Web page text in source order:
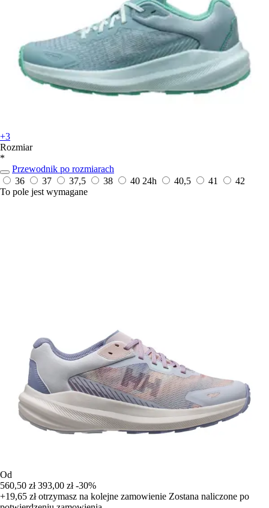
+3
Rozmiar
*
Przewodnik po rozmiarach
36
37 37,5 38 40 24h 40,5 41
42
To pole jest wymagane
Od
560,50 zł 393,00 zł -30%
+19,65 złotrzymasz na kolejne zamowienie Zostana naliczone po